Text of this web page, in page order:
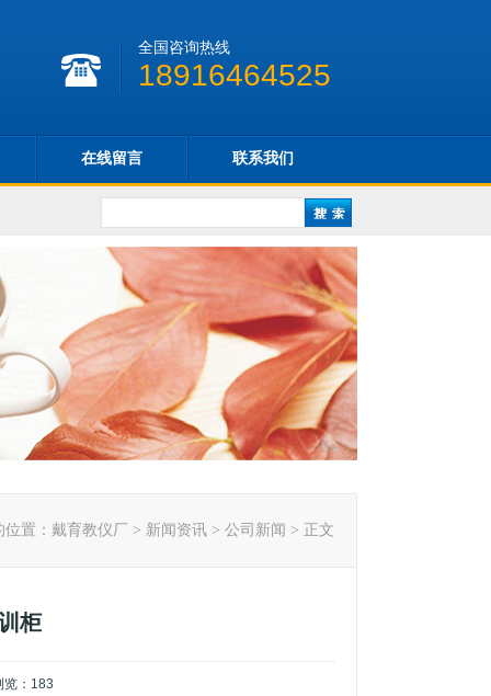
全国咨询热线
18916464525
在线留言 联系我们
置： 戴育教仪厂 > 新闻资讯 > 公司新闻 > 正文
柜
： 183